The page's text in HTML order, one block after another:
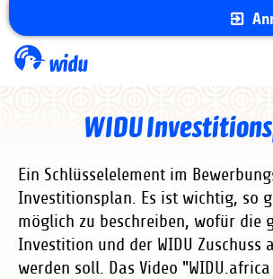
zum
Inhalt
WIDU
Ein Schlüsselelement im
Investitionsplan. Es ist wichtig, so
möglich zu beschreiben, wofür die
Investition und der WIDU Zuschuss
werden soll. Das Video "WIDU.africa